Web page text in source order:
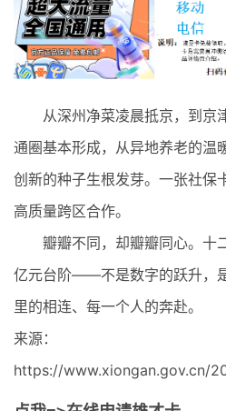
从深州净菜凌晨抵京，到京
通圈基本形成，从异地养老的温
创新的种子生根发芽。一张社保
高质量跨区合作。
瓣瓣不同，却瓣瓣同心。十
亿元台阶——不是数字的跃升，
里的相连、每一个人的奔赴。
来源：
https://www.xiongan.gov.cn/